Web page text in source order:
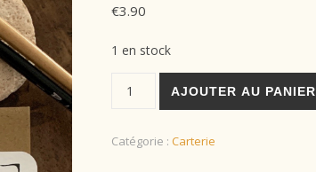
€3.90
1 en stock
AJOUTER AU PANIER
Catégorie : Carterie